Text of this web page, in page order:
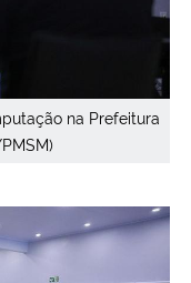
na Prefeitura